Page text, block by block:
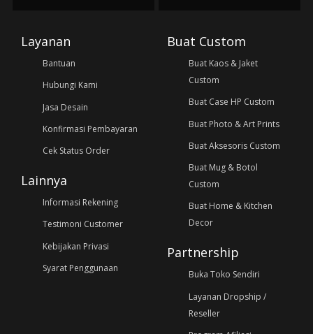
Layanan
Bantuan
Hubungi Kami
Jasa Desain
Konfirmasi Pembayaran
Cek Status Order
Lainnya
Informasi Rekening
Testimoni Customer
Kebijakan Privasi
Syarat Penggunaan
Buat Custom
Buat Kaos & Jaket
Custom
Buat Case HP Custom
Buat Photo & Art Prints
Buat Aksesoris Custom
Buat Mug & Botol
Custom
Buat Home & Kitchen
Decor
Partnership
Buka Toko Sendiri
Layanan Dropship /
Reseller